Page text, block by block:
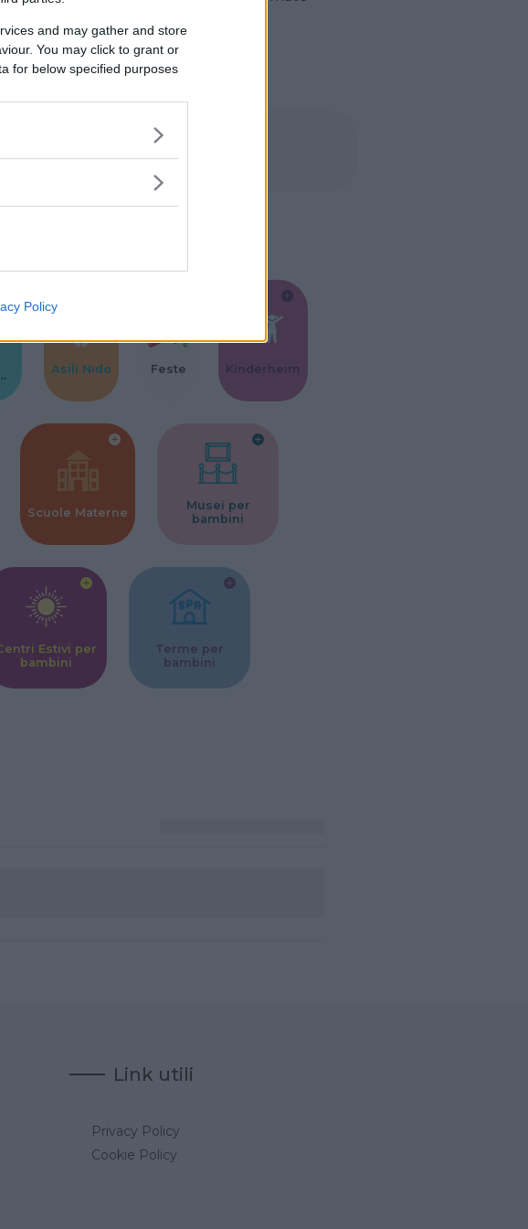
and may gather and store
You may click to grant or
for below specified purposes
Policy
pomodoro e una spolverata di
Asili Nido Feste Kinderheim
Scuole Materne
Musei per
bambini
Estivi per
bambini
Terme per
bambini
Link utili
Privacy Policy
Cookie Policy